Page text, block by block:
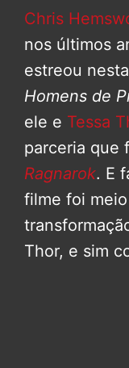
Chris
nos últimos
estreou
Homens de
ele e Tessa
parceria que
Ragnarok. E
filme foi
Thor, e sim